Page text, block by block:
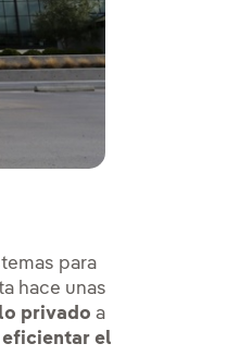
para
hace unas
privado a
eficientar el